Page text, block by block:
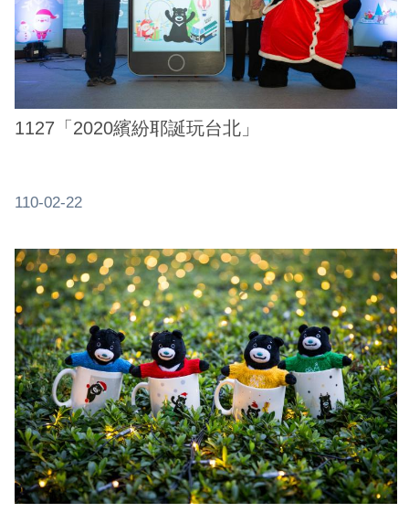
網
站
安
務
話
資
訊
1127「2020繽紛耶誕玩台北」
110-02-22